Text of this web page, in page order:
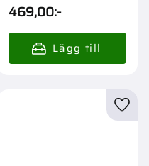
st.
469,00:-
i favoriter